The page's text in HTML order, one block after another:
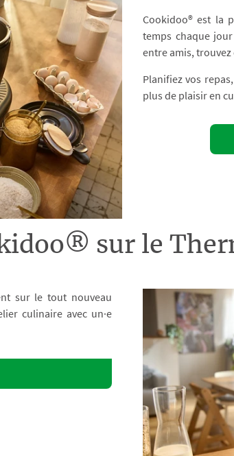
Cookidoo® est la
temps chaque
entre amis, trouvez
Planifiez vos
plus de plaisir en
sur le
sur le tout nouveau
culinaire avec un·e